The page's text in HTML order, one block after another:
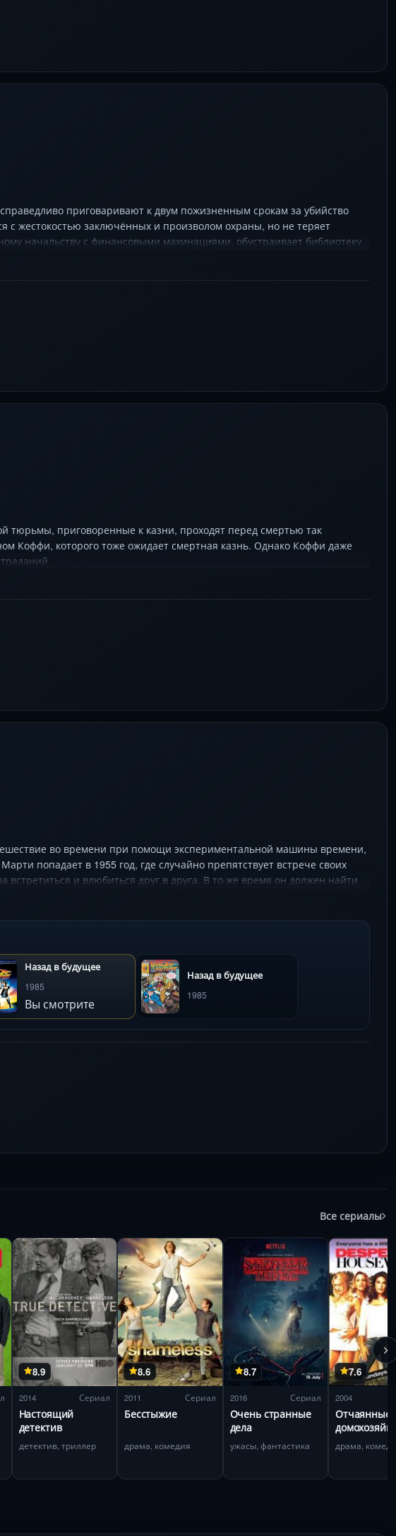
приговаривают к двум пожизненным срокам за убийство
жестокостью заключённых и произволом охраны, но не теряет
начальству с финансовыми махинациями, обустраивает библиотеку
«Ред», человек, давно потерявший веру в свободу. Но за годы
тюрьмы, приговоренные к казни, проходят перед смертью так
Коффи, которого тоже ожидает смертная казнь. Однако Коффи даже
во времени при помощи экспериментальной машины времени,
попадает в 1955 год, где случайно препятствует встрече своих
и влюбиться друг в друга. В то же время он должен найти
Назад в будущее
1985
Вы смотрите
Назад в будущее
1985
Все сериалы
8.9
2014 Сериал
Настоящий
детектив
детектив, триллер
8.6
2011 Сериал
Бесстыжие
драма, комедия
8.7
2016 Сериал
Очень странные
дела
ужасы, фантастика
7.6
2004
Отчаянные
драма,